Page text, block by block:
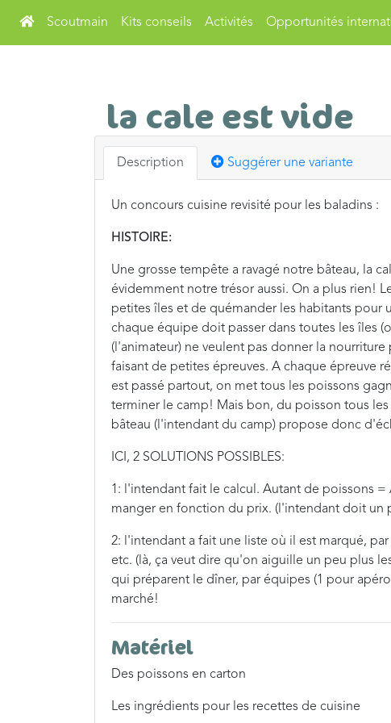
Scoutmain Kits conseils Activités Opportunités
la cale est vide
Description Suggérer une variante
Un concours cuisine revisité pour les baladins :
HISTOIRE:
Une grosse tempête a ravagé notre bâteau, la
évidemment notre trésor aussi. On a plus rien!
petites îles et de quémander les habitants pour
chaque équipe doit passer dans toutes les îles
(l'animateur) ne veulent pas donner la
faisant de petites épreuves. A chaque épreuve
est passé partout, on met tous les poissons
terminer le camp! Mais bon, du poisson tous
bâteau (l'intendant du camp) propose donc
ICI, 2 SOLUTIONS POSSIBLES:
1: l'intendant fait le calcul. Autant de poissons
manger en fonction du prix. (l'intendant doit un
2: l'intendant a fait une liste où il est marqué,
etc. (là, ça veut dire qu'on aiguille un peu plus
qui préparent le dîner, par équipes (1 pour
marché!
Matériel
Des poissons en carton
Les ingrédients pour les recettes de cuisine